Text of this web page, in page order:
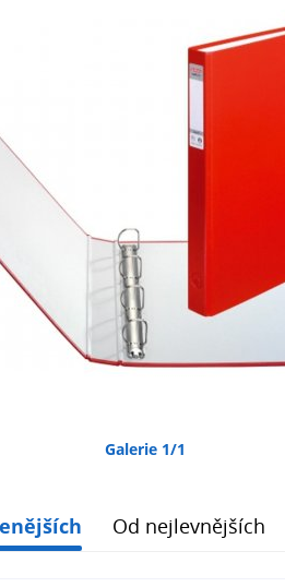
Galerie 1/1
Od nejlevnějších